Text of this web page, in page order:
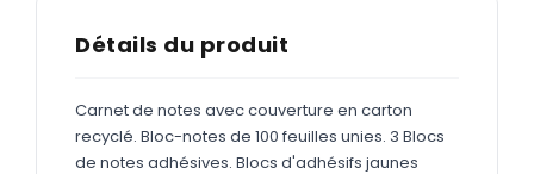
ADHÉSIFS
Étiquettes adhésives en bobine
Adhésifs vitrine
Détails du produit
Carnet de notes avec couverture en carton
recyclé. Bloc-notes de 100 feuilles unies. 3 Blocs
de notes adhésives. Blocs d'adhésifs jaunes